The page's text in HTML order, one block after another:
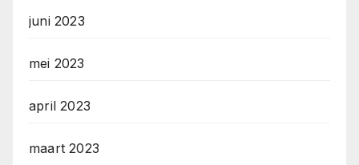
juni 2023
mei 2023
april 2023
maart 2023